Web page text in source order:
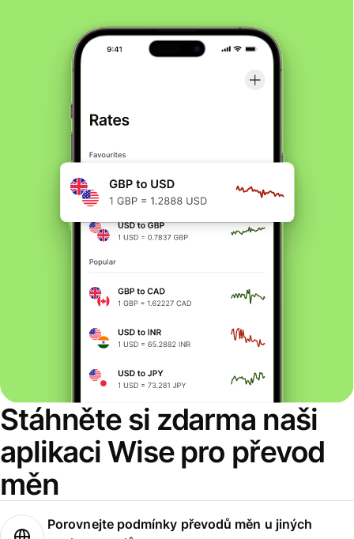
Stáhněte si zdarma naši
aplikaci Wise pro převod
měn
Porovnejte podmínky převodů měn u jiných